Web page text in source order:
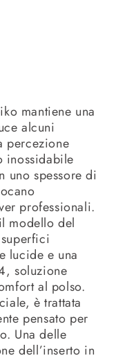
mantiene una
alcuni
percezione
inossidabile
uno spessore di
professionali.
modello del
lucide e una
soluzione
al polso.
è trattata
pensato per
Una delle
dell’inserto in